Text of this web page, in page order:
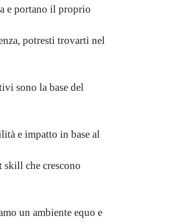
e portano il proprio
potresti trovarti nel
sono la base del
e impatto in base al
skill che crescono
un ambiente equo e